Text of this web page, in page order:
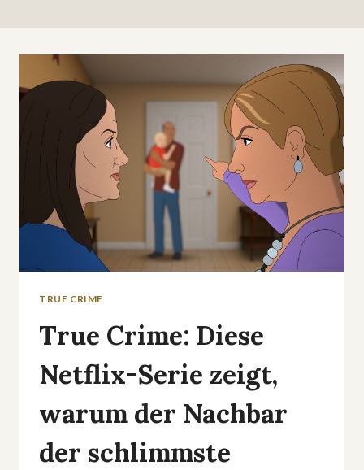
TRUE CRIME
True Crime: Diese
Netflix-Serie zeigt,
warum der Nachbar
der schlimmste